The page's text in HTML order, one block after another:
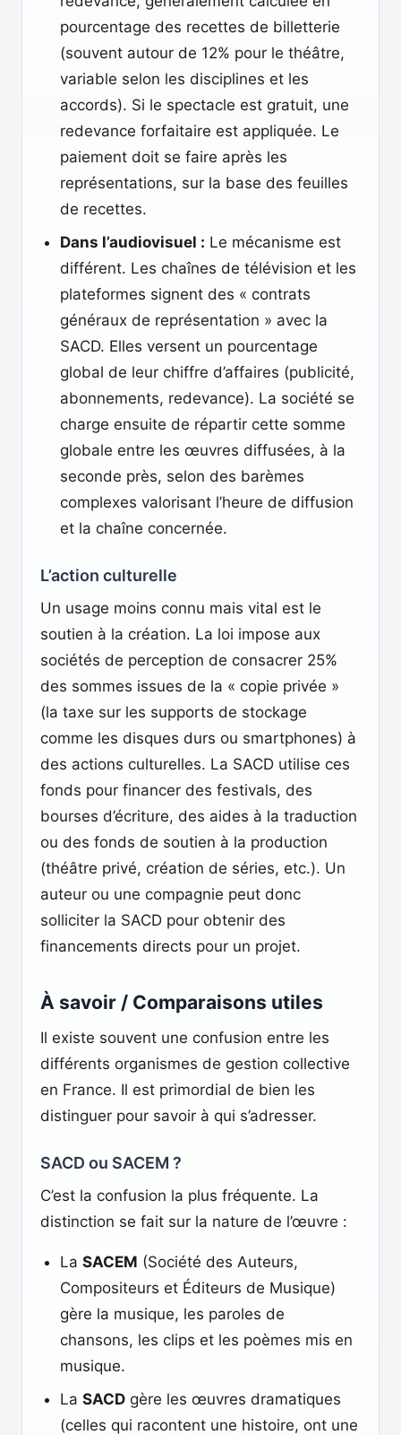
pourcentage des recettes de billetterie
(souvent autour de 12% pour le théâtre,
variable selon les disciplines et les
accords). Si le spectacle est gratuit, une
redevance forfaitaire est appliquée. Le
paiement doit se faire après les
représentations, sur la base des feuilles
de recettes.
Dans l’audiovisuel : Le mécanisme est
différent. Les chaînes de télévision et les
plateformes signent des « contrats
généraux de représentation » avec la
SACD. Elles versent un pourcentage
global de leur chiffre d’affaires (publicité,
abonnements, redevance). La société se
charge ensuite de répartir cette somme
globale entre les œuvres diffusées, à la
seconde près, selon des barèmes
complexes valorisant l’heure de diffusion
et la chaîne concernée.
L’action culturelle
Un usage moins connu mais vital est le
soutien à la création. La loi impose aux
sociétés de perception de consacrer 25%
des sommes issues de la « copie privée »
(la taxe sur les supports de stockage
comme les disques durs ou smartphones) à
des actions culturelles. La SACD utilise ces
fonds pour financer des festivals, des
bourses d’écriture, des aides à la traduction
ou des fonds de soutien à la production
(théâtre privé, création de séries, etc.). Un
auteur ou une compagnie peut donc
solliciter la SACD pour obtenir des
financements directs pour un projet.
À savoir / Comparaisons utiles
Il existe souvent une confusion entre les
différents organismes de gestion collective
en France. Il est primordial de bien les
distinguer pour savoir à qui s’adresser.
SACD ou SACEM ?
C’est la confusion la plus fréquente. La
distinction se fait sur la nature de l’œuvre :
La SACEM (Société des Auteurs,
Compositeurs et Éditeurs de Musique)
gère la musique, les paroles de
chansons, les clips et les poèmes mis en
musique.
La SACD gère les œuvres dramatiques
(celles qui racontent une histoire, ont une